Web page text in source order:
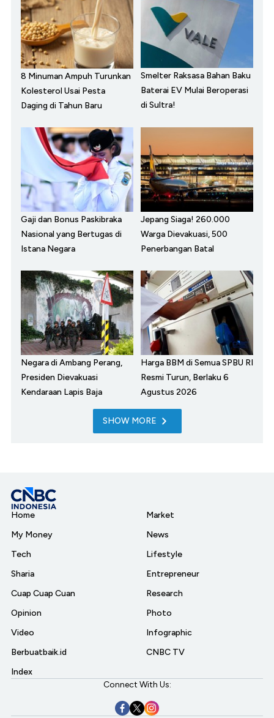
8 Minuman Ampuh Turunkan
Kolesterol Usai Pesta
Daging di Tahun Baru
Smelter Raksasa Bahan Baku
Baterai EV Mulai Beroperasi
di Sultra!
Gaji dan Bonus Paskibraka
Nasional yang Bertugas di
Istana Negara
Jepang Siaga! 260.000
Warga Dievakuasi, 500
Penerbangan Batal
Negara di Ambang Perang,
Presiden Dievakuasi
Kendaraan Lapis Baja
Harga BBM di Semua SPBU RI
Resmi Turun, Berlaku 6
Agustus 2026
SHOW MORE
Home
My Money
Tech
Sharia
Cuap Cuap Cuan
Opinion
Video
Berbuatbaik.id
Index
Market
News
Lifestyle
Entrepreneur
Research
Photo
Infographic
CNBC TV
Connect With Us: